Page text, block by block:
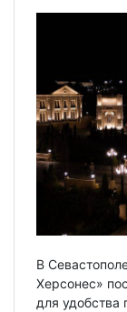
В
Херсонес»
для удобства